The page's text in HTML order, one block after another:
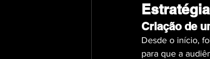
Criação de
Desde o início,
para que a